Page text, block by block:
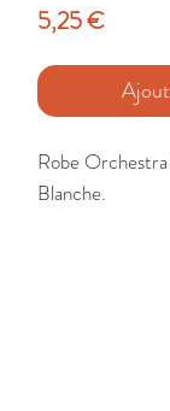
5,25 €Prix
Robe
Blanche.